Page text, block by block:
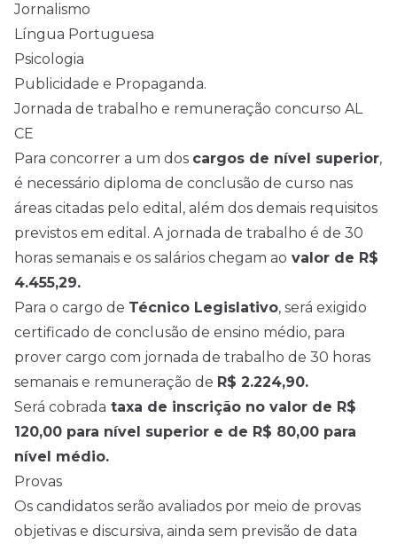
Jornalismo
Língua Portuguesa
Psicologia
Publicidade e Propaganda.
Jornada de trabalho e remuneração concurso AL
CE
Para concorrer a um dos cargos de nível superior,
é necessário diploma de conclusão de curso nas
áreas citadas pelo edital , além dos demais requisitos
previstos em edital . A jornada de trabalho é de 30
horas semanais e os salários chegam ao valor de R$
4.455,29.
Para o cargo de Técnico Legislativo, será exigido
certificado de conclusão de ensino médio, para
prover cargo com jornada de trabalho de 30 horas
semanais e remuneração de R$ 2.224,90.
Será cobrada taxa de inscrição no valor de R$
120,00 para nível superior e de R$ 80,00 para
nível médio.
Provas
Os candidatos serão avaliados por meio de provas
objetivas e discursiva, ainda sem previsão de data